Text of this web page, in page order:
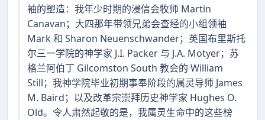
袖的塑造：我年少时期的浸信会牧师 Martin
Canavan；大四那年带领兄弟会查经的小组领袖
Mark 和 Sharon Neuenschwander；英国布里斯托
尔三一学院的神学家 J.I. Packer 与 J.A. Motyer；苏
格兰阿伯丁 Gilcomston South 教会的 William
Still；我神学院毕业初期事奉阶段的属灵导师 James
M. Baird；以及改革宗崇拜历史神学家 Hughes O.
Old。令人肃然起敬的是，我属灵生命中的这些榜